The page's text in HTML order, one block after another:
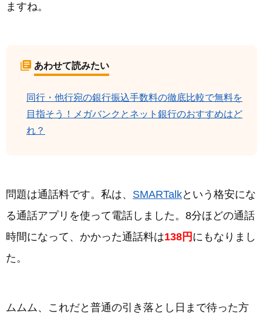
ますね。
あわせて読みたい
同行・他行宛の銀行振込手数料の徹底比較で無料を
目指そう！メガバンクとネット銀行のおすすめはど
れ？
問題は通話料です。私は、 SMARTalkという格安にな
る通話アプリを使って電話しました。8分ほどの通話
時間になって、かかった通話料は138円 にもなりまし
た。
ムムム、これだと普通の引き落とし日まで待った方